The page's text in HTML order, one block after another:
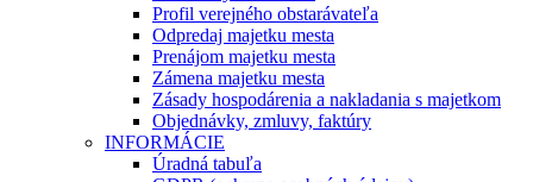
Profil verejného obstarávateľa
Odpredaj majetku mesta
Prenájom majetku mesta
Zámena majetku mesta
Zásady hospodárenia a nakladania s majetkom
Objednávky, zmluvy, faktúry
INFORMÁCIE
Úradná tabuľa